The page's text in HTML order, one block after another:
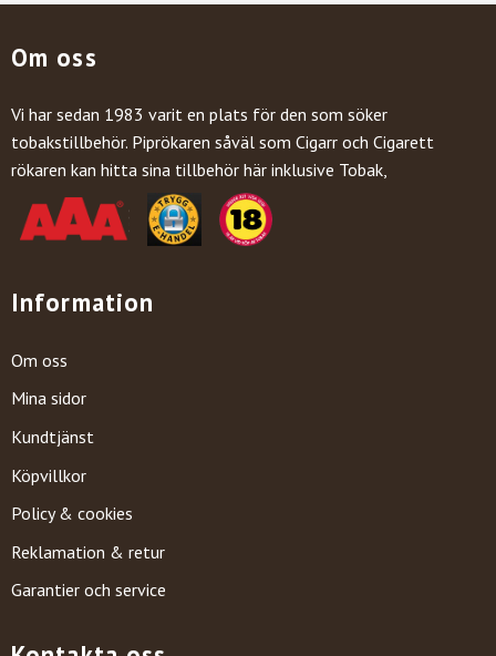
Om oss
Vi har sedan 1983 varit en plats för den som söker
tobakstillbehör. Piprökaren såväl som Cigarr och Cigarett
rökaren kan hitta sina tillbehör här inklusive Tobak,
Information
Om oss
Mina sidor
Kundtjänst
Köpvillkor
Policy & cookies
Reklamation & retur
Garantier och service